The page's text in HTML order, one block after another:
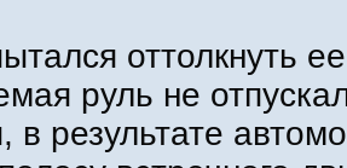
оттолкнуть
руль не
в результате